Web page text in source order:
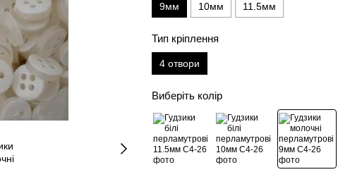
9мм 10мм 11.5мм
Тип кріплення
4 отвори
Виберіть колір